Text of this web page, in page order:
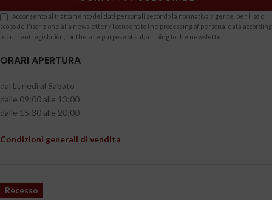
Acconsento al trattamento dei dati personali secondo la normativa vigente, per il solo
scopo dell'iscrizione alla newsletter / I consent to the processing of personal data according
to current legislation, for the sole purpose of subscribing to the newsletter
ORARI APERTURA
dal Lunedì al Sabato
dalle 09:00 alle 13:00
dalle 15:30 alle 20:00
Condizioni generali di vendita
Recesso